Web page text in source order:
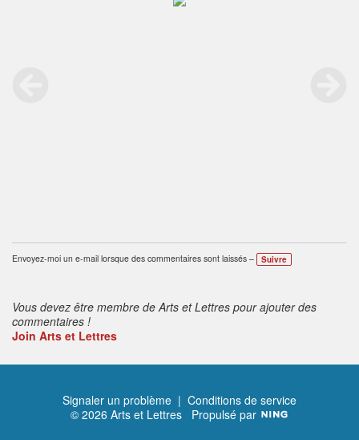
Envoyez-moi un e-mail lorsque des commentaires sont laissés – Suivre
Vous devez être membre de Arts et Lettres pour ajouter des
commentaires !
Join Arts et Lettres
Signaler un problème | Conditions de service
© 2026 Arts et Lettres Propulsé par